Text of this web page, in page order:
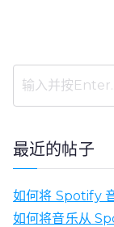
最近的帖子
如何将 Spotify
如何将音乐从